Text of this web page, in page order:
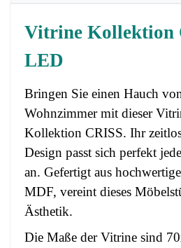
Vitrine Kollektion
LED
Bringen Sie einen Hauch
Wohnzimmer mit dieser
Kollektion CRISS. Ihr
Design passt sich perfekt
an. Gefertigt aus
MDF, vereint dieses
Ästhetik.
Die Maße der Vitrine sind